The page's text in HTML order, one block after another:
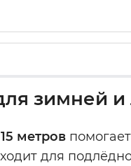
зимней и
15 метров
для